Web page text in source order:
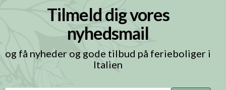
Tilmeld dig vores
nyhedsmail
og få nyheder og gode tilbud på ferieboliger i
Italien